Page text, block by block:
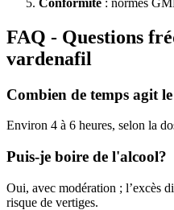
FAQ - Questions
vardenafil
Combien de temps agit
Environ 4 à 6 heures, selon la
Puis-je boire de l'alcool?
Oui, avec modération ; l’excès
risque de vertiges.